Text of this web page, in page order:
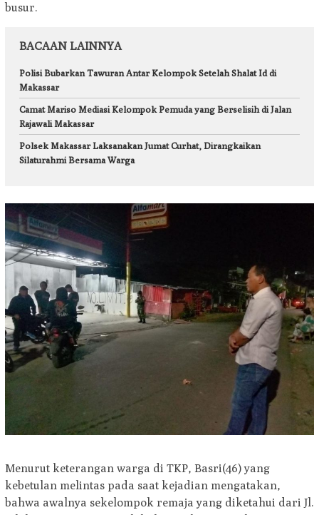
busur.
BACAAN LAINNYA
Polisi Bubarkan Tawuran Antar Kelompok Setelah Shalat Id di
Makassar
Camat Mariso Mediasi Kelompok Pemuda yang Berselisih di Jalan
Rajawali Makassar
Polsek Makassar Laksanakan Jumat Curhat, Dirangkaikan
Silaturahmi Bersama Warga
Menurut keterangan warga di TKP, Basri(46) yang
kebetulan melintas pada saat kejadian mengatakan,
bahwa awalnya sekelompok remaja yang diketahui dari Jl.